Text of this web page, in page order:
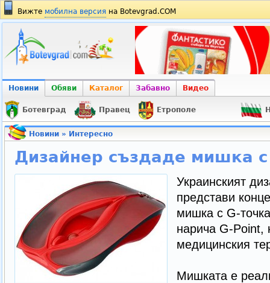
Вижте мобилна версия на Botevgrad.COM
Новини Обяви Каталог Забавно Видео
Ботевград Правец Етрополе
Новини» Интересно
Дизайнер създаде мишка с
Украинският
представи
мишка с G-
нарича G-Point,
медицинския
Мишката е